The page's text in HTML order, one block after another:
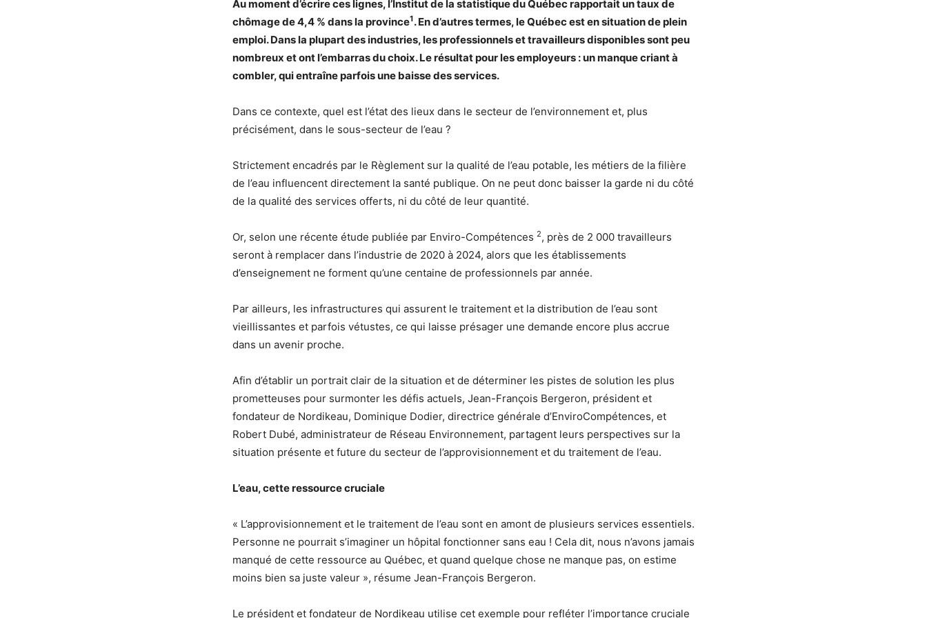
Au moment d’écrire ces lignes, l’Institut de la statistique du Québec rapportait un taux de
chômage de 4,4 % dans la province1. En d’autres termes, le Québec est en situation de plein
emploi. Dans la plupart des industries, les professionnels et travailleurs disponibles sont peu
nombreux et ont l’embarras du choix. Le résultat pour les employeurs : un manque criant à
combler, qui entraîne parfois une baisse des services.
Dans ce contexte, quel est l’état des lieux dans le secteur de l’environnement et, plus
précisément, dans le sous-secteur de l’eau ?
Strictement encadrés par le Règlement sur la qualité de l’eau potable, les métiers de la filière
de l’eau influencent directement la santé publique. On ne peut donc baisser la garde ni du côté
de la qualité des services offerts, ni du côté de leur quantité.
Or, selon une récente étude publiée par Enviro-Compétences 2, près de 2 000 travailleurs
seront à remplacer dans l’industrie de 2020 à 2024, alors que les établissements
d’enseignement ne forment qu’une centaine de professionnels par année.
Par ailleurs, les infrastructures qui assurent le traitement et la distribution de l’eau sont
vieillissantes et parfois vétustes, ce qui laisse présager une demande encore plus accrue
dans un avenir proche.
Afin d’établir un portrait clair de la situation et de déterminer les pistes de solution les plus
prometteuses pour surmonter les défis actuels, Jean-François Bergeron, président et
fondateur de Nordikeau, Dominique Dodier, directrice générale d’EnviroCompétences, et
Robert Dubé, administrateur de Réseau Environnement, partagent leurs perspectives sur la
situation présente et future du secteur de l’approvisionnement et du traitement de l’eau.
L’eau, cette ressource cruciale
« L’approvisionnement et le traitement de l’eau sont en amont de plusieurs services essentiels.
Personne ne pourrait s’imaginer un hôpital fonctionner sans eau ! Cela dit, nous n’avons jamais
manqué de cette ressource au Québec, et quand quelque chose ne manque pas, on estime
moins bien sa juste valeur », résume Jean-François Bergeron.
Le président et fondateur de Nordikeau utilise cet exemple pour refléter l’importance cruciale